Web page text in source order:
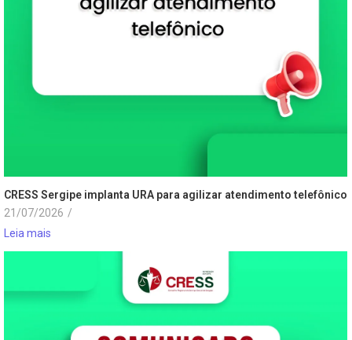
CRESS Sergipe implanta URA para agilizar atendimento telefônico
21/07/2026 /
Leia mais